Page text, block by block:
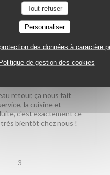
Tout refuser
Personnaliser
des données à caractère
de gestion des cookies
retour, ça nous fait
la cuisine et
c'est exactement ce
bientôt chez nous !
3